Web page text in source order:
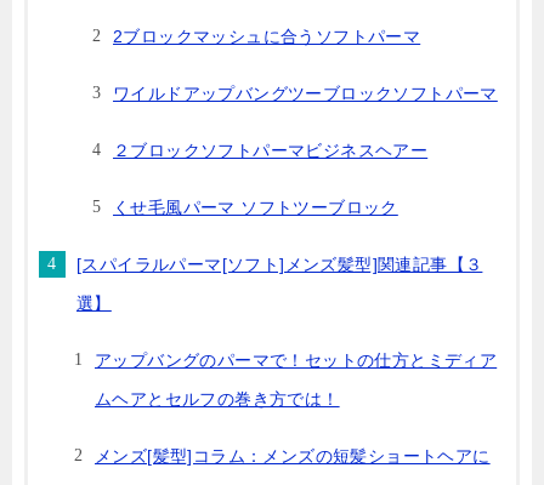
2ブロックマッシュに合うソフトパーマ
ワイルドアップバングツーブロックソフトパーマ
２ブロックソフトパーマビジネスヘアー
くせ毛風パーマ ソフトツーブロック
[スパイラルパーマ[ソフト]メンズ髪型]関連記事【３
選】
アップバングのパーマで！セットの仕方とミディア
ムヘアとセルフの巻き方では！
メンズ[髪型]コラム：メンズの短髪ショートヘアに